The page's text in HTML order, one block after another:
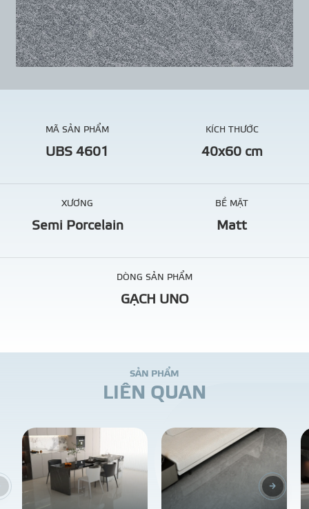
MÃ SẢN PHẨM
UBS 4601
KÍCH THƯỚC
40x60 cm
XƯƠNG
Semi Porcelain
BỀ MẶT
Matt
DÒNG SẢN PHẨM
GẠCH UNO
SẢN PHẨM
LIÊN QUAN